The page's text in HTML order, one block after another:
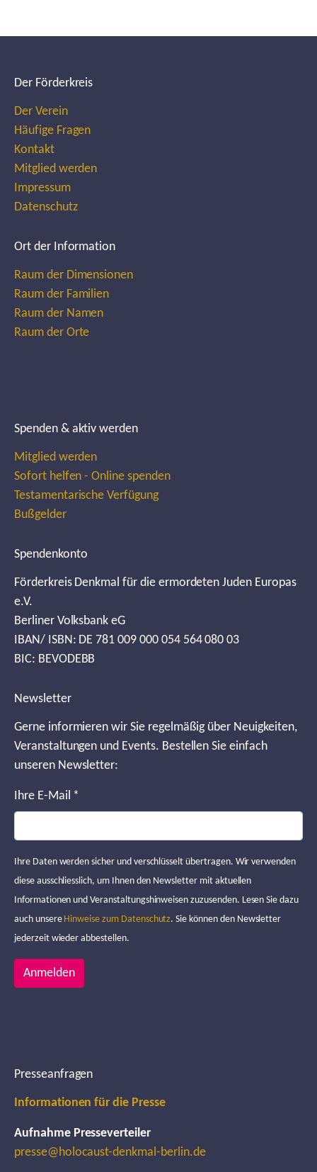
Der Förderkreis
Der Verein
Häufige Fragen
Kontakt
Mitglied werden
Impressum
Datenschutz
Ort der Information
Raum der Dimensionen
Raum der Familien
Raum der Namen
Raum der Orte
Spenden & aktiv werden
Mitglied werden
Sofort helfen - Online spenden
Testamentarische Verfügung
Bußgelder
Spendenkonto
Förderkreis Denkmal für die ermordeten Juden Europas
e.V.
Berliner Volksbank eG
IBAN/ ISBN: DE 781 009 000 054 564 080 03
BIC: BEVODEBB
Newsletter
Gerne informieren wir Sie regelmäßig über Neuigkeiten,
Veranstaltungen und Events. Bestellen Sie einfach
unseren Newsletter:
Ihre E-Mail *
Ihre Daten werden sicher und verschlüsselt übertragen. Wir verwenden
diese ausschliesslich, um Ihnen den Newsletter mit aktuellen
Informationen und Veranstaltungshinweisen zuzusenden. Lesen Sie dazu
auch unsere Hinweise zum Datenschutz. Sie können den Newsletter
jederzeit wieder abbestellen.
Anmelden
Presseanfragen
Informationen für die Presse
Aufnahme Presseverteiler
presse@holocaust-denkmal-berlin.de